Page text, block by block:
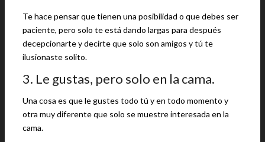
Te hace pensar que tienen una posibilidad o que debes ser
paciente, pero solo te está dando largas para después
decepcionarte y decirte que solo son amigos y tú te
ilusionaste solito.
3. Le gustas, pero solo en la cama.
Una cosa es que le gustes todo tú y en todo momento y
otra muy diferente que solo se muestre interesada en la
cama.